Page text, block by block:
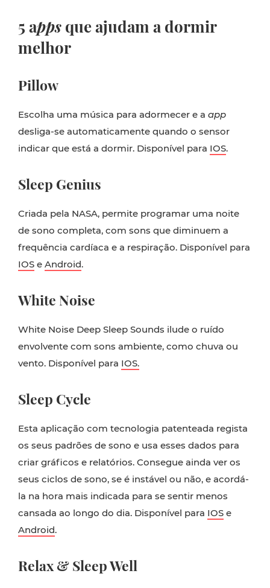
5 apps que ajudam a dormir
melhor
Pillow
Escolha uma música para adormecer e a app
desliga-se automaticamente quando o sensor
indicar que está a dormir. Disponível para IOS.
Sleep Genius
Criada pela NASA, permite programar uma noite
de sono completa, com sons que diminuem a
frequência cardíaca e a respiração. Disponível para
IOS e Android.
White Noise
White Noise Deep Sleep Sounds ilude o ruído
envolvente com sons ambiente, como chuva ou
vento. Disponível para IOS.
Sleep Cycle
Esta aplicação com tecnologia patenteada regista
os seus padrões de sono e usa esses dados para
criar gráficos e relatórios. Consegue ainda ver os
seus ciclos de sono, se é instável ou não, e acordá-
la na hora mais indicada para se sentir menos
cansada ao longo do dia. Disponível para IOS e
Android.
Relax & Sleep Well